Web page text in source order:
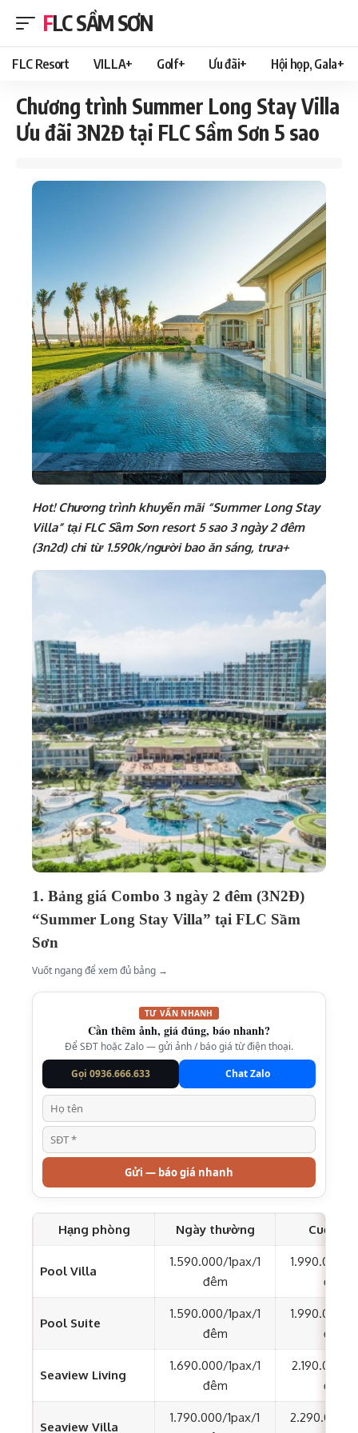
FLC SẦM SƠN
FLC Resort VILLA+ Golf+ Ưu đãi+ Hội họp, Gala+
Chương trình Summer Long Stay Villa
Ưu đãi 3N2Đ tại FLC Sầm Sơn 5 sao
Hot! Chương trình khuyến mãi “Summer Long Stay
Villa” tại FLC Sầm Sơn resort 5 sao 3 ngày 2 đêm
(3n2d) chỉ từ 1.590k/người bao ăn sáng, trưa+
1. Bảng giá Combo 3 ngày 2 đêm (3N2Đ)
“Summer Long Stay Villa” tại FLC Sầm
Sơn
Vuốt ngang để xem đủ bảng →
TƯ VẤN NHANH
Cần thêm ảnh, giá đúng, báo nhanh?
Để SĐT hoặc Zalo — gửi ảnh / báo giá từ điện thoại.
Gọi 0936.666.633
Chat Zalo
Gửi — báo giá nhanh
Hạng phòng Ngày thường Cuối
Pool Villa
1.590.000/1pax/1
đêm
1.990.000/
đêm
Pool Suite
1.590.000/1pax/1
đêm
1.990.000/
đêm
Seaview Living
1.690.000/1pax/1
đêm
2.190.000/
đêm
Seaview Villa
1.790.000/1pax/1
2.290.000/